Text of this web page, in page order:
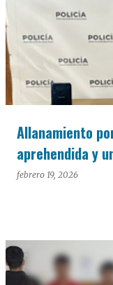
Allanamiento
aprehendida y
febrero 19, 2026